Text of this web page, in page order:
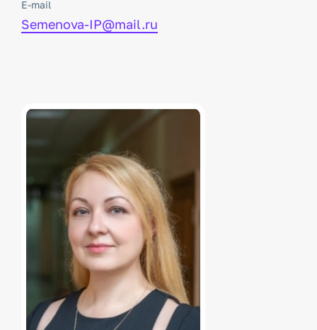
E-mail
Semenova-IP@mail.ru